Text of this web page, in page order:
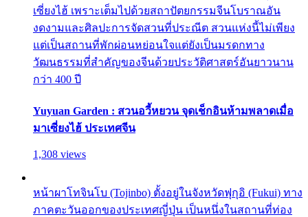
เซี่ยงไฮ้ เพราะเต็มไปด้วยสถาปัตยกรรมจีนโบราณอัน
งดงามและศิลปะการจัดสวนที่ประณีต สวนแห่งนี้ไม่เพียง
แต่เป็นสถานที่พักผ่อนหย่อนใจแต่ยังเป็นมรดกทาง
วัฒนธรรมที่สำคัญของจีนด้วยประวัติศาสตร์อันยาวนาน
กว่า 400 ปี
Yuyuan Garden : สวนอวี้หยวน จุดเช็กอินห้ามพลาดเมื่อ
มาเซี่ยงไฮ้ ประเทศจีน
1,308 views
หน้าผาโทจินโบ (Tojinbo) ตั้งอยู่ในจังหวัดฟุกุอิ (Fukui) ทาง
ภาคตะวันออกของประเทศญี่ปุ่น เป็นหนึ่งในสถานที่ท่อง